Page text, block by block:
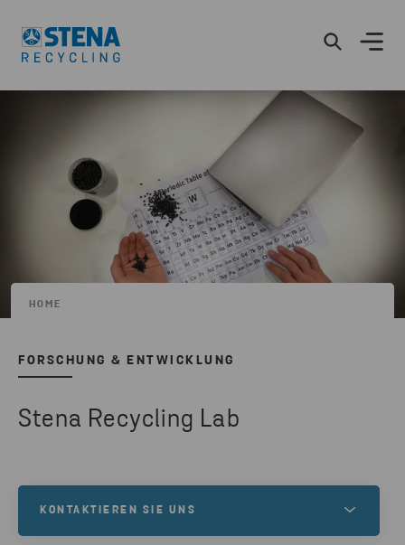
HOME
FORSCHUNG & ENTWICKLUNG
Stena Recycling Lab
KONTAKTIEREN SIE UNS